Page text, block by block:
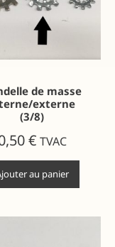
de masse
externe
(3/8)
€ TVAC
au panier